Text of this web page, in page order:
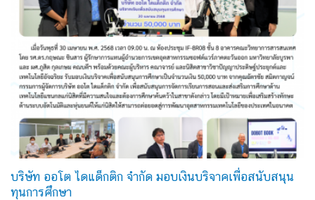
บริษัท ออโต ไดแด็กติก จำกัด มอบเงินบริจาคเพื่อสนับสนุน
ทุนการศึกษา